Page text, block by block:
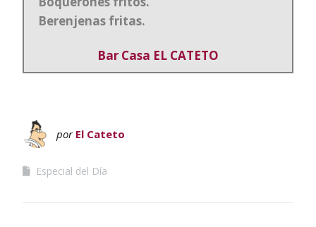
Berenjenas fritas.
Bar Casa EL CATETO
por El Cateto
Especial del Día